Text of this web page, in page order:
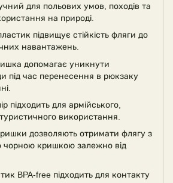
для польових умов, походів та
на природі.
підвищує стійкість фляги до
навантажень.
допомагає уникнути
під час перенесення в рюкзаку
підходить для армійського,
використання.
дозволяють отримати флягу з
чорною кришкою залежно від
BPA-free підходить для контакту